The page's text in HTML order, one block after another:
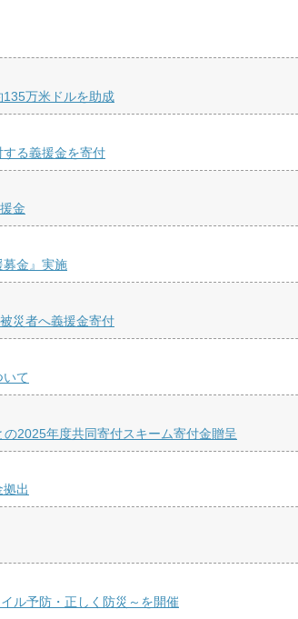
135万米ドルを助成
る義援金を寄付
金
募金』実施
災者へ義援金寄付
て
2025年度共同寄付スキーム寄付金贈呈
出
ル予防・正しく防災～を開催